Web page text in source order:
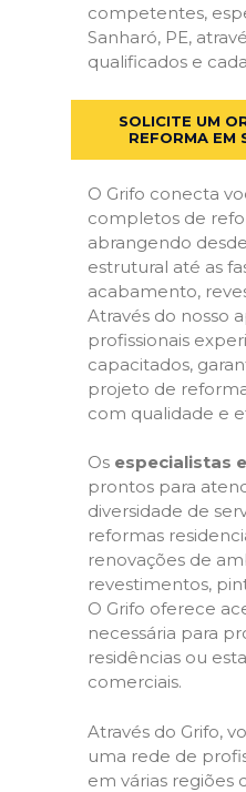
competentes,
Sanharó, PE,
qualificados e
SOLICITE UM
REFORMA EM
O Grifo conecta
completos de
abrangendo
estrutural até as
acabamento,
Através do nosso
profissionais
capacitados,
projeto de
com qualidade e
Os especialistas
prontos para
diversidade de
reformas
renovações de
revestimentos,
O Grifo oferece
necessária para
residências ou
comerciais.
Através do Grifo,
uma rede de
em várias regiões